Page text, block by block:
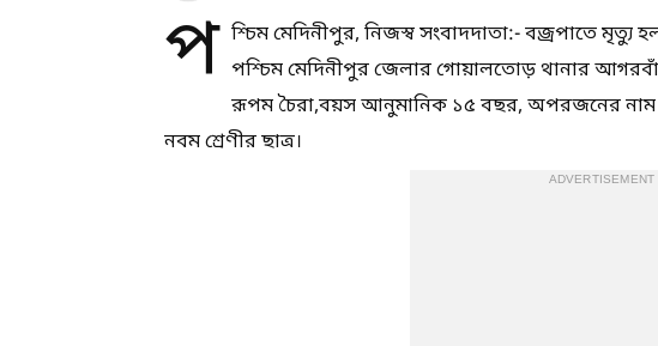
প শ্চিম মেদিনীপুর, নিজস্ব সংবাদদাতা:- বজ্রপাতে
পশ্চিম মেদিনীপুর জেলার গোয়ালতোড় থানার
রূপম চৈরা,বয়স আনুমানিক ১৫ বছর, অপরজনের
নবম শ্রেণীর ছাত্র।
ADVERTISEMENT